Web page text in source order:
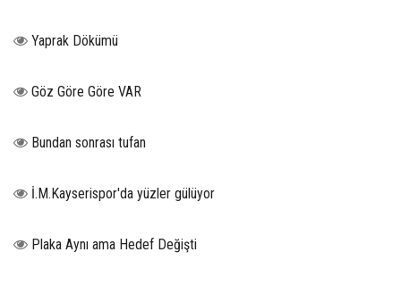
Yaprak Dökümü
Göz Göre Göre VAR
Bundan sonrası tufan
İ.M.Kayserispor'da yüzler gülüyor
Plaka Aynı ama Hedef Değişti